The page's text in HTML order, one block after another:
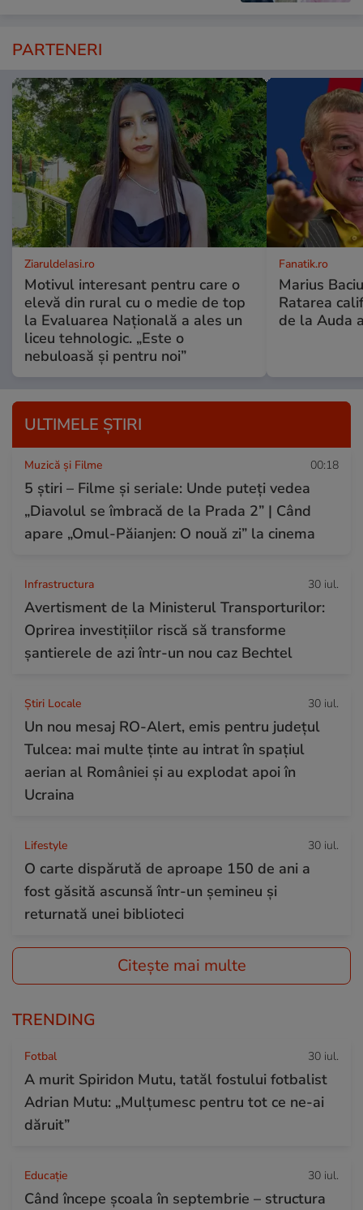
PARTENERI
ZiaruldeIasi.ro
Motivul interesant pentru care o
elevă din rural cu o medie de top
la Evaluarea Națională a ales un
liceu tehnologic. „Este o
nebuloasă și pentru noi”
Fanatik.ro
Marius
Ratarea
de la Auda
ULTIMELE ȘTIRI
Muzică și Filme 00:18
5 știri – Filme și seriale: Unde puteţi vedea
„Diavolul se îmbracă de la Prada 2” | Când
apare „Omul-Păianjen: O nouă zi” la cinema
Infrastructura 30 iul.
Avertisment de la Ministerul Transporturilor:
Oprirea investițiilor riscă să transforme
șantierele de azi într-un nou caz Bechtel
Știri Locale 30 iul.
Un nou mesaj RO-Alert, emis pentru județul
Tulcea: mai multe ținte au intrat în spațiul
aerian al României și au explodat apoi în
Ucraina
Lifestyle 30 iul.
O carte dispărută de aproape 150 de ani a
fost găsită ascunsă într-un șemineu și
returnată unei biblioteci
Citește mai multe
TRENDING
Fotbal 30 iul.
A murit Spiridon Mutu, tatăl fostului fotbalist
Adrian Mutu: „Mulțumesc pentru tot ce ne-ai
dăruit”
Educație 30 iul.
Când începe şcoala în septembrie – structura